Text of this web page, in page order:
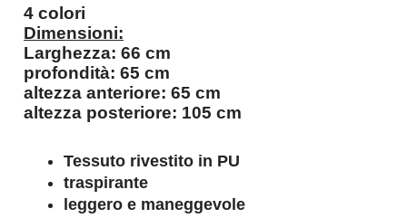
4 colori
Dimensioni:
Larghezza: 66 cm
profondità: 65 cm
altezza anteriore: 65 cm
altezza posteriore: 105 cm
Tessuto rivestito in PU
traspirante
leggero e maneggevole